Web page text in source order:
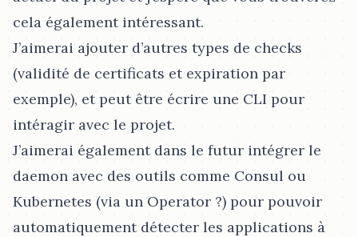
cela également intéressant.
J’aimerai ajouter d’autres types de checks
(validité de certificats et expiration par
exemple), et peut être écrire une CLI pour
intéragir avec le projet.
J’aimerai également dans le futur intégrer le
daemon avec des outils comme Consul ou
Kubernetes (via un Operator ?) pour pouvoir
automatiquement détecter les applications à